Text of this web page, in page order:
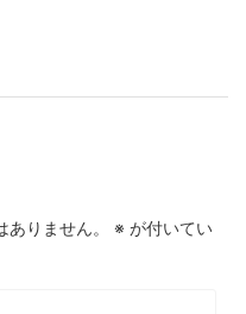
りません。 ※ が付いてい